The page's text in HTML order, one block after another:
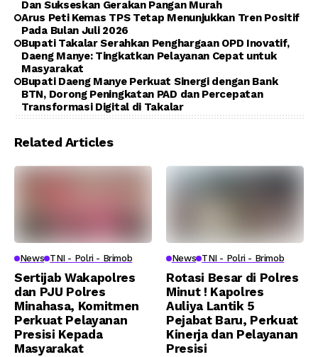
Dan Sukseskan Gerakan Pangan Murah
Arus Peti Kemas TPS Tetap Menunjukkan Tren Positif
Pada Bulan Juli 2026
Bupati Takalar Serahkan Penghargaan OPD Inovatif,
Daeng Manye: Tingkatkan Pelayanan Cepat untuk
Masyarakat
Bupati Daeng Manye Perkuat Sinergi dengan Bank
BTN, Dorong Peningkatan PAD dan Percepatan
Transformasi Digital di Takalar
Related Articles
News TNI - Polri - Brimob
Sertijab Wakapolres
dan PJU Polres
Minahasa, Komitmen
Perkuat Pelayanan
Presisi Kepada
Masyarakat
News TNI - Polri - Brimob
Rotasi Besar di Polres
Minut ! Kapolres
Auliya Lantik 5
Pejabat Baru, Perkuat
Kinerja dan Pelayanan
Presisi